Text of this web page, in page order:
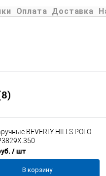
Оплата Доставка
BEVERLY HILLS POLO
/ шт
В корзину